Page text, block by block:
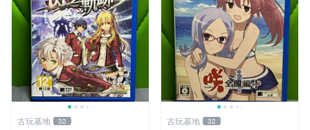
古玩基地 32 古玩基地 32